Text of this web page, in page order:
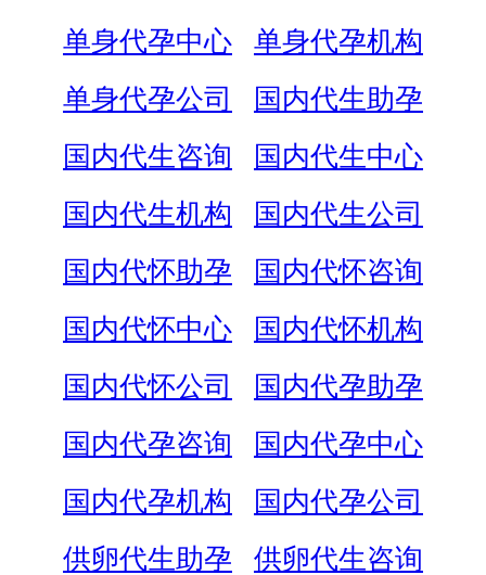
单身代孕中心
单身代孕机构
单身代孕公司
国内代生助孕
国内代生咨询
国内代生中心
国内代生机构
国内代生公司
国内代怀助孕
国内代怀咨询
国内代怀中心
国内代怀机构
国内代怀公司
国内代孕助孕
国内代孕咨询
国内代孕中心
国内代孕机构
国内代孕公司
供卵代生助孕
供卵代生咨询